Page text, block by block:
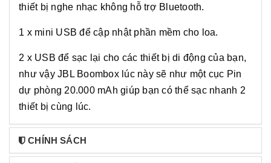
thiết bị nghe nhạc không hỗ trợ Bluetooth.
1 x mini USB để cập nhật phần mềm cho loa.
2 x USB để sạc lại cho các thiết bị di động của bạn,
như vậy JBL Boombox lúc này sẽ như một cục Pin
dự phòng 20.000 mAh giúp bạn có thể sạc nhanh 2
thiết bị cùng lúc.
CHÍNH SÁCH